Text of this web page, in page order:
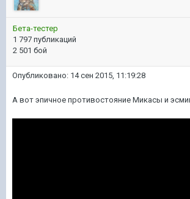
Бета-тестер
1 797 публикаций
2 501 бой
Опубликовано: 14 сен 2015, 11:19:28
А вот эпичное противостояние Микасы и